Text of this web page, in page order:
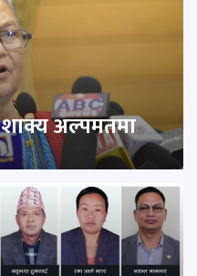
शाक्य अल्पमतमा